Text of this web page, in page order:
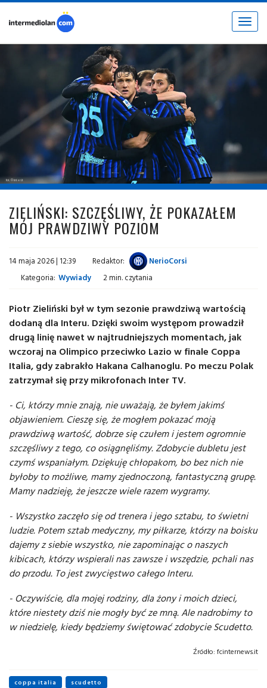
Toggle
fot. © inter.it
ZIELIŃSKI: SZCZĘŚLIWY, ŻE POKAZAŁEM
MÓJ PRAWDZIWY POZIOM
14 maja 2026 | 12:39 Redaktor:
NerioCorsi
Kategoria: Wywiady 2 min. czytania
Piotr Zieliński był w tym sezonie prawdziwą wartością
dodaną dla Interu. Dzięki swoim występom prowadził
drugą linię nawet w najtrudniejszych momentach, jak
wczoraj na Olimpico przeciwko Lazio w finale Coppa
Italia, gdy zabrakło Hakana Calhanoglu. Po meczu Polak
zatrzymał się przy mikrofonach Inter TV.
- Ci, którzy mnie znają, nie uważają, że byłem jakimś
objawieniem. Cieszę się, że mogłem pokazać moją
prawdziwą wartość, dobrze się czułem i jestem ogromnie
szczęśliwy z tego, co osiągnęliśmy. Zdobycie dubletu jest
czymś wspaniałym. Dziękuję chłopakom, bo bez nich nie
byłoby to możliwe, mamy zjednoczoną, fantastyczną grupę.
Mamy nadzieję, że jeszcze wiele razem wygramy.
- Wszystko zaczęło się od trenera i jego sztabu, to świetni
ludzie. Potem sztab medyczny, my piłkarze, którzy na boisku
dajemy z siebie wszystko, nie zapominając o naszych
kibicach, którzy wspierali nas zawsze i wszędzie, pchali nas
do przodu. To jest zwycięstwo całego Interu.
- Oczywiście, dla mojej rodziny, dla żony i moich dzieci,
które niestety dziś nie mogły być ze mną. Ale nadrobimy to
w niedzielę, kiedy będziemy świętować zdobycie Scudetto.
Źródło: fcinternews.it
coppa italia scudetto